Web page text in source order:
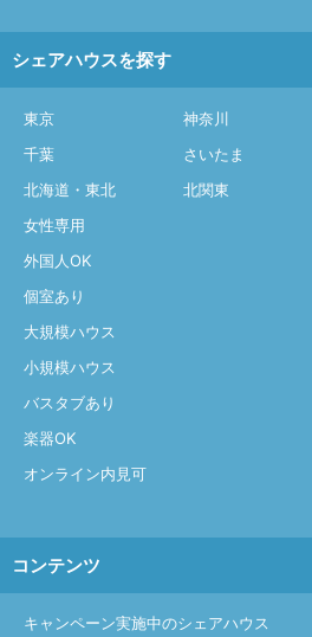
シェアハウスを探す
東京 神奈川
千葉
さいたま
北海道・東北
北関東
女性専用
外国人OK
個室あり
大規模ハウス
小規模ハウス
バスタブあり
楽器OK
オンライン内見可
コンテンツ
キャンペーン実施中のシェアハウス